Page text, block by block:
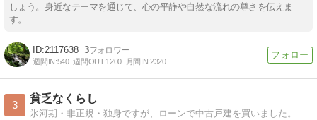
しょう。身近なテーマを通じて、心の平静や自然な流れの尊さを伝えま
す。
2117638 3
週間IN:540 週間OUT:1200 月間IN:2320
3
貧乏なくらし
氷河期・非正規・独身ですが、ローンで中古戸建を買いました。節約と工夫が信条で、にゃんこと暮らしてます。よろしくね。